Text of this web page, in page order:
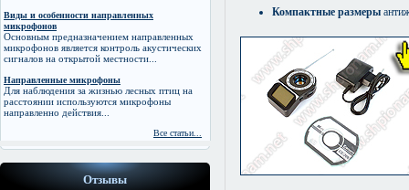
Виды и особенности направленных
микрофонов
Основным предназначением направленных
микрофонов является контроль акустических
сигналов на открытой местности...
Направленные микрофоны
Для наблюдения за жизнью лесных птиц на
расстоянии используются микрофоны
направленно действия...
Все статьи...
Отзывы
Компактные размеры